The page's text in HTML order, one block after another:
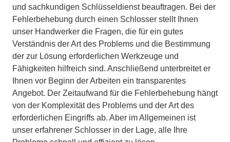
und sachkundigen Schlüsseldienst beauftragen. Bei der
Fehlerbehebung durch einen Schlosser stellt Ihnen
unser Handwerker die Fragen, die für ein gutes
Verständnis der Art des Problems und die Bestimmung
der zur Lösung erforderlichen Werkzeuge und
Fähigkeiten hilfreich sind. Anschließend unterbreitet er
Ihnen vor Beginn der Arbeiten ein transparentes
Angebot. Der Zeitaufwand für die Fehlerbehebung hängt
von der Komplexität des Problems und der Art des
erforderlichen Eingriffs ab. Aber im Allgemeinen ist
unser erfahrener Schlosser in der Lage, alle Ihre